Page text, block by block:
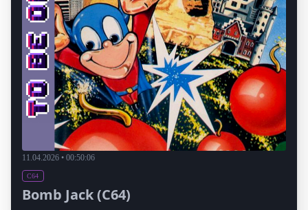
11.04.2026 • 00:50:06
C64
Bomb Jack (C64)